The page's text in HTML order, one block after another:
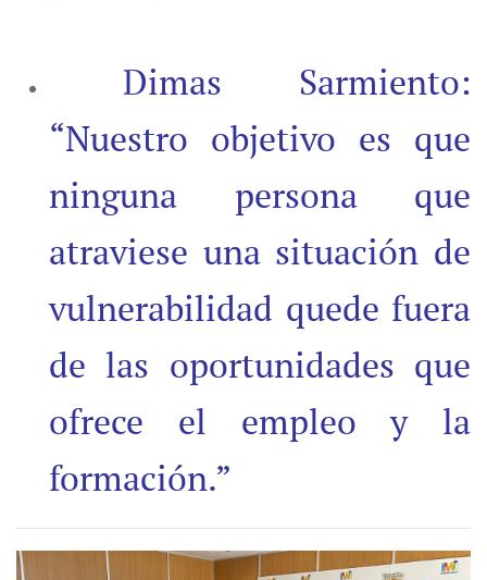
Dimas Sarmiento:
“Nuestro objetivo es que
ninguna persona que
atraviese una situación de
vulnerabilidad quede fuera
de las oportunidades que
ofrece el empleo y la
formación.”